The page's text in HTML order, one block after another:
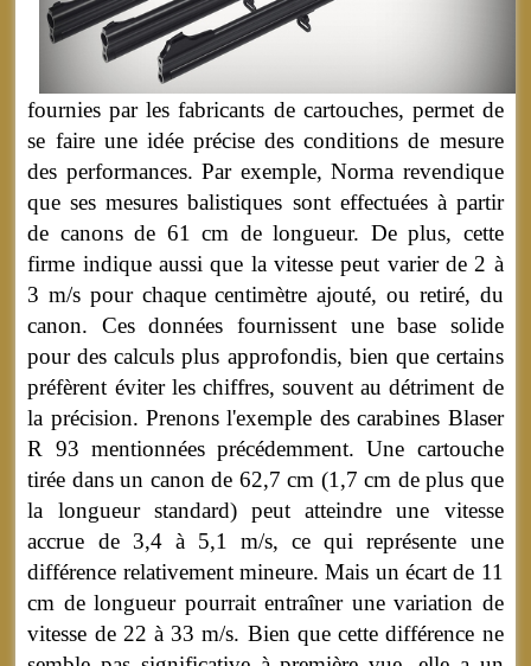
fournies par les fabricants de cartouches, permet de
se faire une idée précise des conditions de mesure
des performances. Par exemple, Norma revendique
que ses mesures balistiques sont effectuées à partir
de canons de 61 cm de longueur. De plus, cette
firme indique aussi que la vitesse peut varier de 2 à
3 m/s pour chaque centimètre ajouté, ou retiré, du
canon. Ces données fournissent une base solide
pour des calculs plus approfondis, bien que certains
préfèrent éviter les chiffres, souvent au détriment de
la précision. Prenons l'exemple des carabines Blaser
R 93 mentionnées précédemment. Une cartouche
tirée dans un canon de 62,7 cm (1,7 cm de plus que
la longueur standard) peut atteindre une vitesse
accrue de 3,4 à 5,1 m/s, ce qui représente une
différence relativement mineure. Mais un écart de 11
cm de longueur pourrait entraîner une variation de
vitesse de 22 à 33 m/s. Bien que cette différence ne